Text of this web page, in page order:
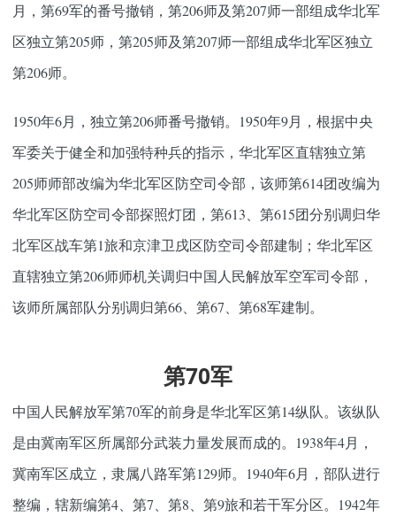
月，第69军的番号撤销，第206师及第207师一部组成华北军
区独立第205师，第205师及第207师一部组成华北军区独立
第206师。
1950年6月，独立第206师番号撤销。1950年9月，根据中央
军委关于健全和加强特种兵的指示，华北军区直辖独立第
205师师部改编为华北军区防空司令部，该师第614团改编为
华北军区防空司令部探照灯团，第613、第615团分别调归华
北军区战车第1旅和京津卫戌区防空司令部建制；华北军区
直辖独立第206师师机关调归中国人民解放军空军司令部，
该师所属部队分别调归第66、第67、第68军建制。
第70军
中国人民解放军第70军的前身是华北军区第14纵队。该纵队
是由冀南军区所属部分武装力量发展而成的。1938年4月，
冀南军区成立，隶属八路军第129师。1940年6月，部队进行
整编，辖新编第4、第7、第8、第9旅和若干军分区。1942年